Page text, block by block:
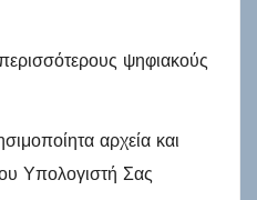
ψηφιακούς
αρχεία και
Υπολογιστή Σας